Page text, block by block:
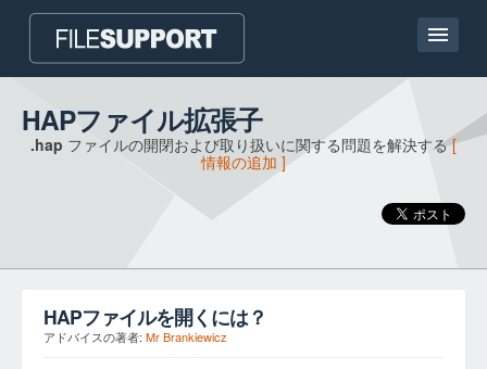
ホームページ
連絡
HAPファイル拡張子
.hap ファイルの開閉および取り扱いに関する問題を解決する[
情報の追加 ]
HAPファイルを開くには？
アドバイスの著者: Mr Brankiewicz